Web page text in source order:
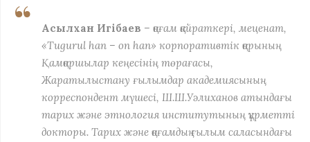
Асылхан Игібаев – қоғам қайраткері, меценат,
«Tugurul han – on han» корпоративтік қорының
Қамқоршылар кеңесінің төрағасы,
Жаратылыстану ғылымдар академиясының
корреспондент мүшесі, Ш.Ш.Уәлиханов атындағы
тарих және этнология институтының құрметті
докторы. Тарих және қоғамдық ғылым саласындағы